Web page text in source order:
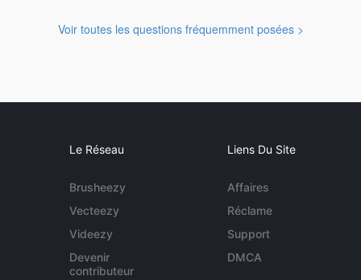
Voir toutes les questions fréquemment posées >
Le Réseau
Brusheezy
Vecteezy
Videezy
Devenir
contributeur
Liens Du Site
Affaires
Réclame
Support
DMCA